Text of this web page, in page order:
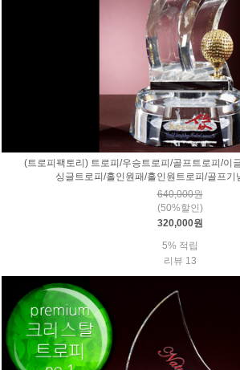
(트로피팩토리) 트로피/우승트로피/골프트로피/이
싱글트로피/홀인원패/홀인원트로피/골프기
640,000원
(50%할인)
320,000원
5% 적립
리뷰 13